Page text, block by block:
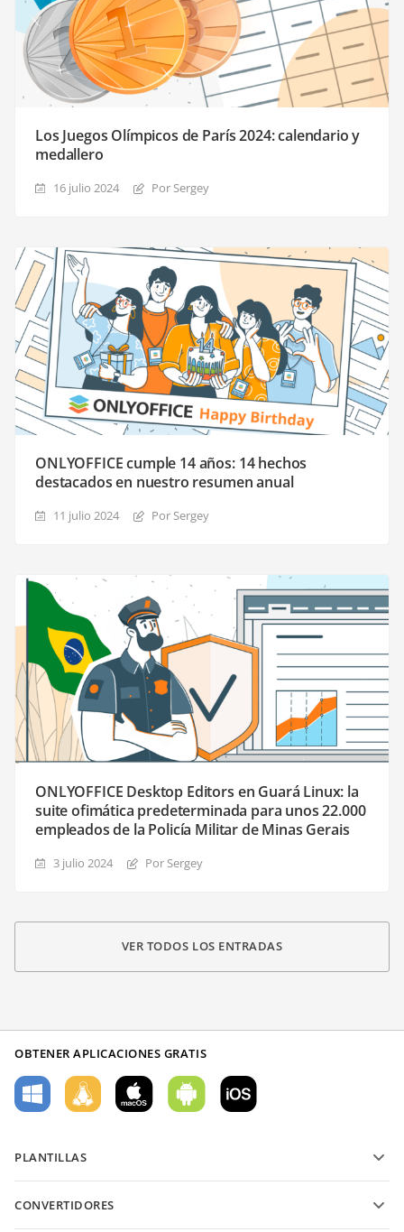
Los Juegos Olímpicos de París 2024: calendario y
medallero
16 julio 2024 Por Sergey
ONLYOFFICE cumple 14 años: 14 hechos
destacados en nuestro resumen anual
11 julio 2024 Por Sergey
ONLYOFFICE Desktop Editors en Guará Linux: la
suite ofimática predeterminada para unos 22.000
empleados de la Policía Militar de Minas Gerais
3 julio 2024 Por Sergey
VER TODOS LOS ENTRADAS
OBTENER APLICACIONES GRATIS
PLANTILLAS
Plantillas de documentos de texto
CONVERTIDORES